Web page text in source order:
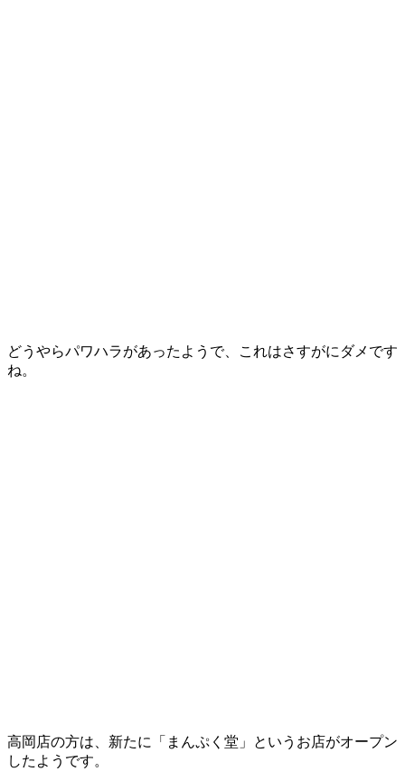
どうやらパワハラがあったようで、これはさすがにダメです
ね。
高岡店の方は、新たに「まんぷく堂」というお店がオープン
したようです。